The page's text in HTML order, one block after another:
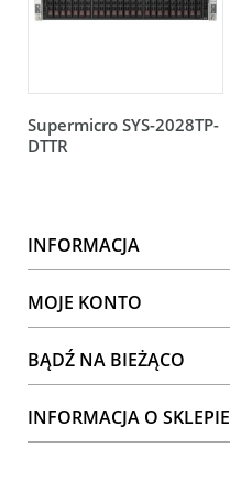
Supermicro SYS-2028TP-
DTTR
INFORMACJA
MOJE KONTO
BĄDŹ NA BIEŻĄCO
INFORMACJA O SKLEPIE